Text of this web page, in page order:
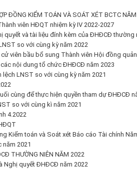
ĐỒNG KIỂM TOÁN VÀ SOÁT XÉT BCTC
viên HĐQT nhiệm kỳ IV 2022-2027
quyết và tài liệu đính kèm của ĐHĐCĐ thường
so với cùng kỳ năm 2022
viên bầu bổ sung Thành viên Hội đồng
nội dung tổ chức ĐHĐCĐ năm 2023
lệch LNST so với cùng kỳ năm 2021
cùng để thực hiện quyền tham dự ĐHĐCĐ
so với cùng kì năm 2021
4.2022
Kiểm toán và Soát xét Báo cáo Tài chính
năm 2021
THƯỜNG NIÊN NĂM 2022
Nghị quyết ĐHĐCĐ năm 2022